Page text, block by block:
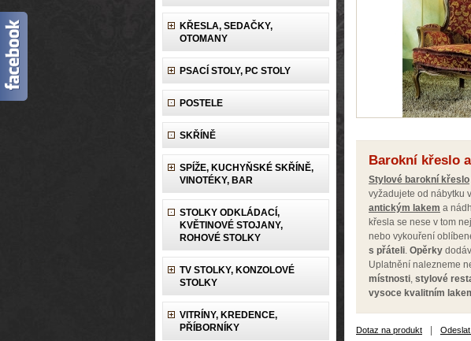
KŘESLA, SEDAČKY,
OTOMANY
PSACÍ STOLY, PC STOLY
POSTELE
SKŘÍNĚ
SPÍŽE, KUCHYŇSKÉ SKŘÍNĚ,
VINOTÉKY, BAR
STOLKY ODKLÁDACÍ,
KVĚTINOVÉ STOJANY,
ROHOVÉ STOLKY
TV STOLKY, KONZOLOVÉ
STOLKY
VITRÍNY, KREDENCE,
PŘÍBORNÍKY
Barokní křeslo
Stylové barokní křeslo
vyžadujete od nábytku
antickým lakem a
křesla se nese v tom
nebo vykouření
s přáteli. Opěrky
Uplatnění nalezneme
místnosti, stylové
vysoce kvalitním
Dotaz na produkt